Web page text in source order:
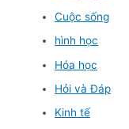
Cuộc sống
hình học
Hóa học
Hỏi và Đáp
Kinh tế